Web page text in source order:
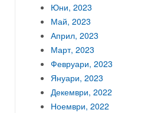
Юни, 2023
Май, 2023
Април, 2023
Март, 2023
Февруари, 2023
Януари, 2023
Декември, 2022
Ноември, 2022